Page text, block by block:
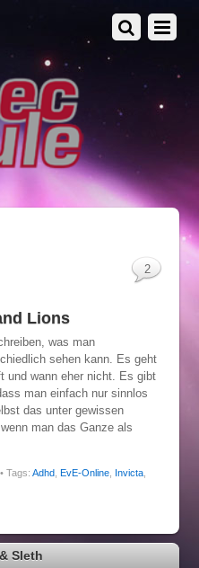
Lions
was man
sehen kann. Es geht
und wann eher nicht. Es gibt
man einfach nur sinnlos
das unter gewissen
man das Ganze als
2
• Tags: Adhd, EvE-Online, Invicta,
Sleth